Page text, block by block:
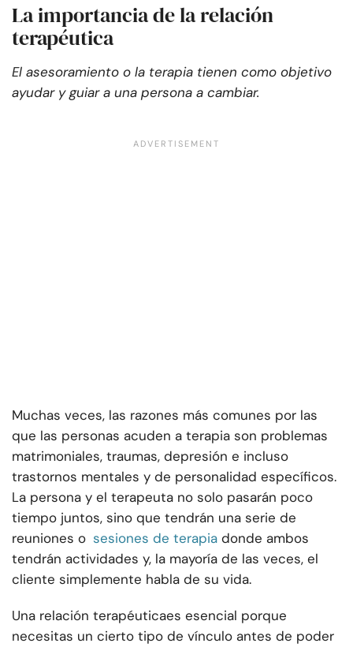
La importancia de la relación
terapéutica
El asesoramiento o la terapia tienen como objetivo
ayudar y guiar a una persona a cambiar.
Muchas veces, las razones más comunes por las
que las personas acuden a terapia son problemas
matrimoniales, traumas, depresión e incluso
trastornos mentales y de personalidad específicos.
La persona y el terapeuta no solo pasarán poco
tiempo juntos, sino que tendrán una serie de
reuniones o sesiones de terapia donde ambos
tendrán actividades y, la mayoría de las veces, el
cliente simplemente habla de su vida.
Una relación terapéuticaes esencial porque
necesitas un cierto tipo de vínculo antes de poder